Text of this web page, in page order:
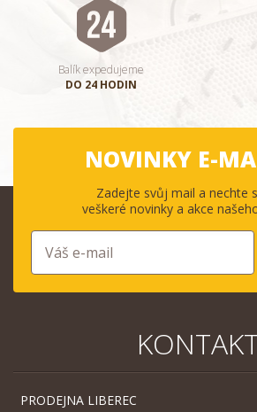
Balík expedujeme
DO 24 HODIN
NOVINKY E-
Zadejte svůj mail a nechte
veškeré novinky a akce
PRODEJNA LIBEREC